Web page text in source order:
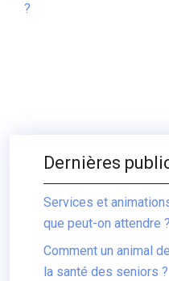
?
Dernières
Services et
que peut-on attendre ?
Comment un animal
la santé des seniors ?